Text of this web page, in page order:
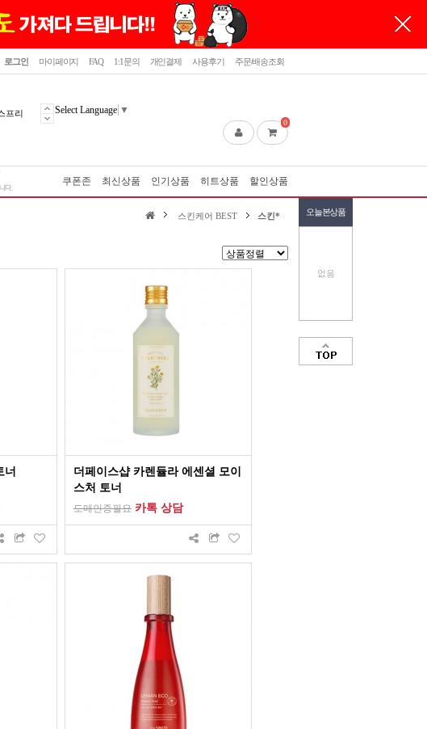
로그인 마이페이지 FAQ 1:1문의 개인결제 사용후기 주문/배송조회
Select Language ▼
0
쿠폰존 최신상품 인기상품 히트상품 할인상품
오늘본상품
없음
스킨케어 BEST 스킨*
너
더페이스샵 카렌듈라 에센셜 모이
스처 토너
도매인증필요 카톡 상담